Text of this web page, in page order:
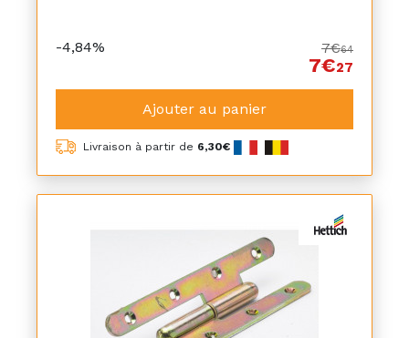
-4,84% 7€64
7€27
Ajouter au panier
Livraison à partir de 6,30€